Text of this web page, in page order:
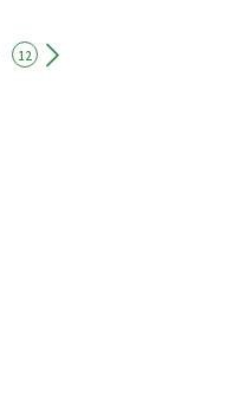
中心、循環台灣基金會
12